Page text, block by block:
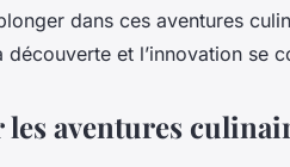
dans ces aventures
découverte et l’innovation se
les aventures